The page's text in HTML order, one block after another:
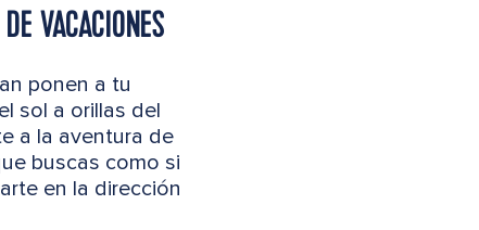
VACACIONES
ponen a tu
sol a orillas del
a la aventura de
buscas como si
en la dirección